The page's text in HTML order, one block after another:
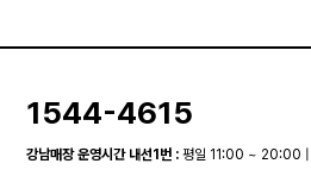
1544-4615
강남매장 운영시간 내선1번 : 평일 11:00 ~ 20:00 |